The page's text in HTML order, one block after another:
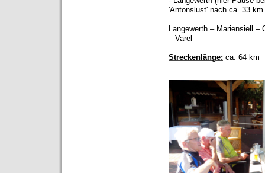
'Antonslust' nach ca. 33 km
Langewerth – Mariensiell
–
– Varel
Streckenlänge: ca. 64 km